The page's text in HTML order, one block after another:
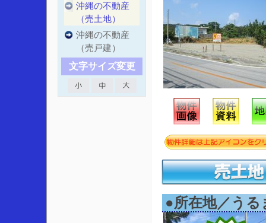
●所在地／う
沖縄の不動産
（売土地）
沖縄の不動産
（売戸建）
文字サイズ変更